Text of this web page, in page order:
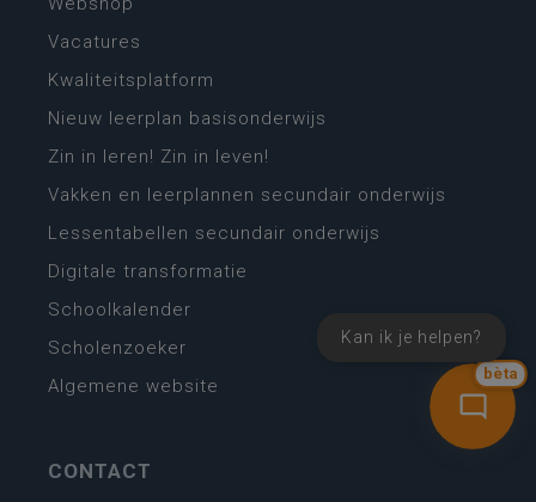
bèta
Kan ik je helpen?
Vacatures
Kwaliteitsplatform
Nieuw leerplan basisonderwijs
Zin in leren! Zin in leven!
Vakken en leerplannen secundair onderwijs
Lessentabellen secundair onderwijs
Digitale transformatie
Schoolkalender
Scholenzoeker
Algemene website
CONTACT